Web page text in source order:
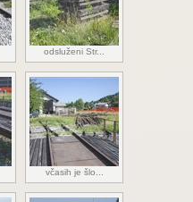
odsluženi Str...
včasih je šlo...